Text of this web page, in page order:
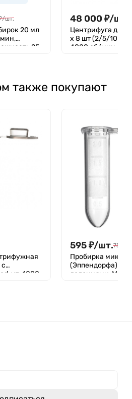
/шт.
20 мл
25
48 000 ₽/шт.
Центрифуга для
х 8 шт (2/5/10 мл
4000 об/мин,
также покупают
уп. 1000
595₽/шт.750
Пробирка
(Эппендорфа) 2,0
делениями, M.